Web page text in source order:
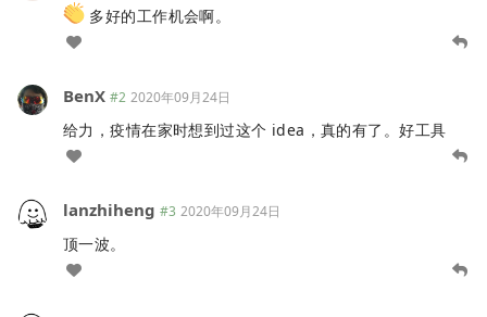
多好的工作机会啊。
BenX #2 2020年09月24日
给力，疫情在家时想到过这个 idea，真的有了。好工具
lanzhiheng #3 2020年09月24日
顶一波。